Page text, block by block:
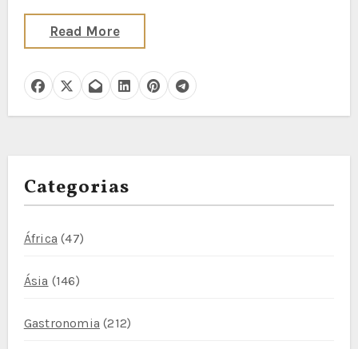
Read More
Categorias
África (47)
Ásia (146)
Gastronomia (212)